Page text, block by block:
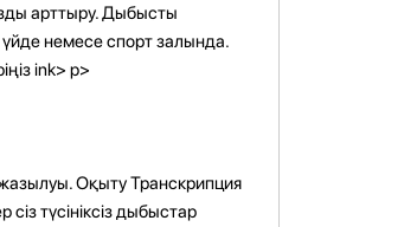
арттыру. Дыбысты
немесе спорт залында.
ink> p>
Оқыту Транскрипция
түсініксіз дыбыстар